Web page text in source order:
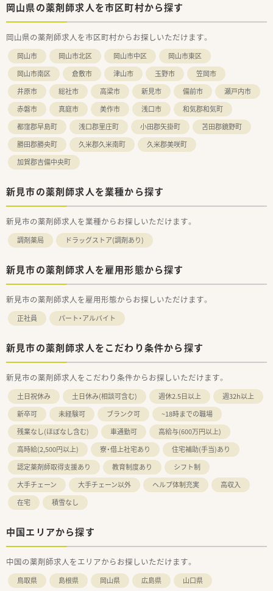
岡山県の薬剤師求人を市区町村から探す
岡山県の薬剤師求人を市区町村からお探しいただけます。
岡山市 岡山市北区 岡山市中区
岡山市東区
岡山市南区
倉敷市 津山市 玉野市
笠岡市
井原市
総社市 高梁市 新見市 備前市
瀬戸内市
赤磐市
真庭市 美作市 浅口市
和気郡和気町
都窪郡早島町
浅口郡里庄町 小田郡矢掛町
苫田郡鏡野町
勝田郡勝央町
久米郡久米南町
久米郡美咲町
加賀郡吉備中央町
新見市の薬剤師求人を業種から探す
新見市の薬剤師求人を業種からお探しいただけます。
調剤薬局 ドラッグストア(調剤あり)
新見市の薬剤師求人を雇用形態から探す
新見市の薬剤師求人を雇用形態からお探しいただけます。
正社員 パート・アルバイト
新見市の薬剤師求人をこだわり条件から探す
新見市の薬剤師求人をこだわり条件からお探しいただけます。
土日祝休み 土日休み(相談可含む) 週休2.5日以上
週32h以上
新卒可
未経験可 ブランク可
~18時までの職場
残業なし(ほぼなし含む)
車通勤可
高給与(600万円以上)
高時給(2,500円以上)
寮・借上社宅あり
住宅補助(手当)あり
認定薬剤師取得支援あり
教育制度あり
シフト制
大手チェーン
大手チェーン以外 ヘルプ体制充実
高収入
在宅
積雪なし
中国エリアから探す
中国の薬剤師求人をエリアからお探しいただけます。
鳥取県 島根県 岡山県 広島県 山口県